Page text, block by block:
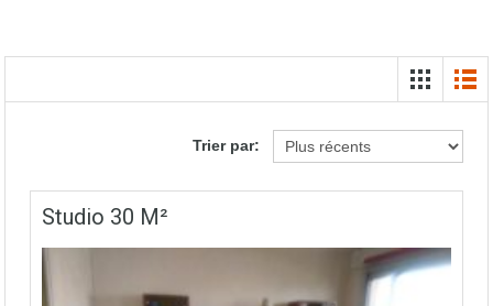
Trier par:
Studio 30 M²